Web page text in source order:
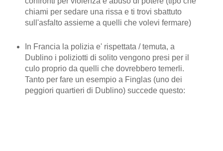
chiami per sedare una rissa e ti trovi sbattuto
sull'asfalto assieme a quelli che volevi fermare)
In Francia la polizia e' rispettata / temuta, a
Dublino i poliziotti di solito vengono presi per il
culo proprio da quelli che dovrebbero temerli.
Tanto per fare un esempio a Finglas (uno dei
peggiori quartieri di Dublino) succede questo: